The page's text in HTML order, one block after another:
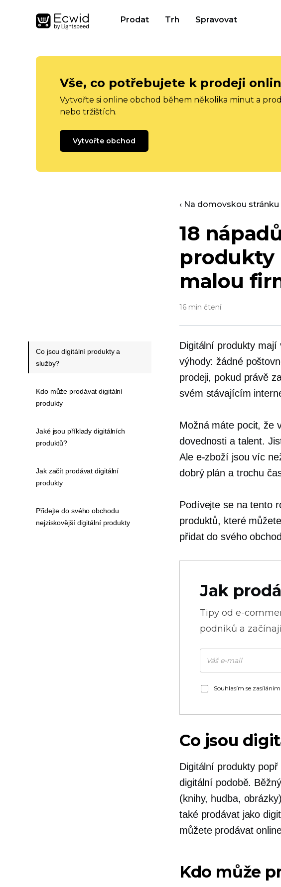
Prodat Trh Spravovat
Vše, co potřebujete k prodeji
Vytvořte si online obchod během několika minut a
nebo tržištích.
Vytvořte obchod
‹ Na domovskou
18
produkty
malou
16 min čtení
Digitální produkty
výhody: žádné
prodeji, pokud právě
svém stávajícím
Možná máte pocit, že
dovednosti a talent.
Ale e-zbožíjsou víc
dobrý plán a trochu
Podívejte se na tento
produktů, které
přidat do svého
Jak
Tipy od e-
podniků a
Souhlasím se
Co jsou
Digitální produkty popř
digitální podobě.
(knihy, hudba,
také prodávat jako
můžete prodávat
Kdo může
Co jsou digitální produkty a
služby?
Kdo může prodávat digitální
produkty
Jaké jsou příklady digitálních
produktů?
Jak začít prodávat digitální
produkty
Přidejte do svého obchodu
nejziskovější digitální produkty